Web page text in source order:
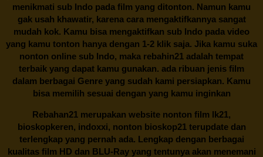
menikmati sub Indo pada film yang ditonton. Namun kamu
gak usah khawatir, karena cara mengaktifkannya sangat
mudah kok. Kamu bisa mengaktifkan sub Indo pada video
yang kamu tonton hanya dengan 1-2 klik saja. Jika kamu suka
nonton online sub Indo, maka rebahin21 adalah tempat
terbaik yang dapat kamu gunakan. ada ribuan jenis film
dalam berbagai Genre yang sudah kami persiapkan. Kamu
bisa memilih sesuai dengan yang kamu inginkan
Rebahan21 merupakan website nonton film lk21,
bioskopkeren, indoxxi, nonton bioskop21 terupdate dan
terlengkap yang pernah ada. Lengkap dengan berbagai
kualitas film HD dan BLU-Ray yang tentunya akan menemani